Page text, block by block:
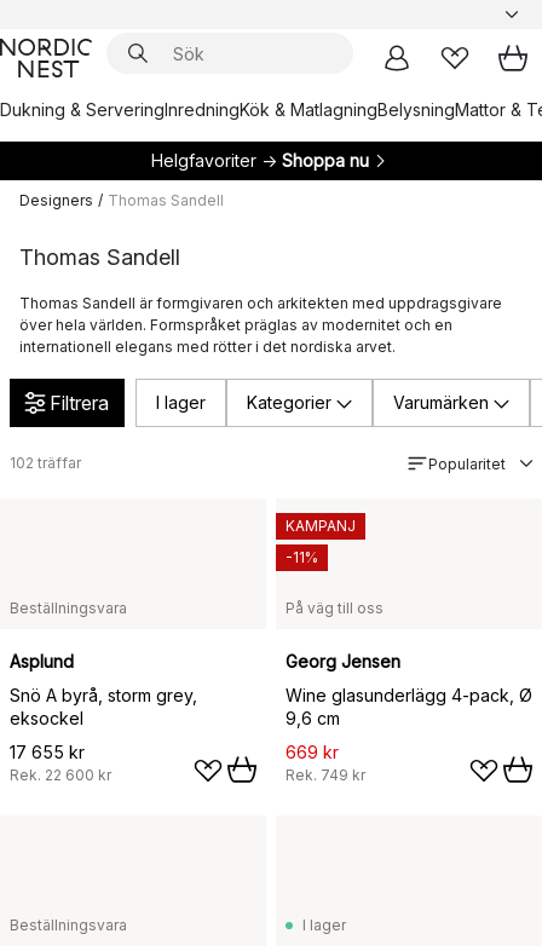
Dukning & ServeringInredningKök & MatlagningBelysningMattor &
Helgfavoriter → Shoppa nu
Designers / Thomas Sandell
Thomas Sandell
Thomas Sandell är formgivaren och arkitekten med uppdragsgivare
över hela världen. Formspråket präglas av modernitet och en
internationell elegans med rötter i det nordiska arvet.
Filtrera I lager Kategorier Varumärken
102 träffar Popularitet
Beställningsvara
Asplund
Snö A byrå, storm grey,
eksockel
17 655 kr
Rek. 22 600 kr
På väg till oss
Georg Jensen
Wine glasunderlägg 4-pack, Ø
9,6 cm
669 kr
Rek. 749 kr
KAMPANJ
-11%
Beställningsvara I lager